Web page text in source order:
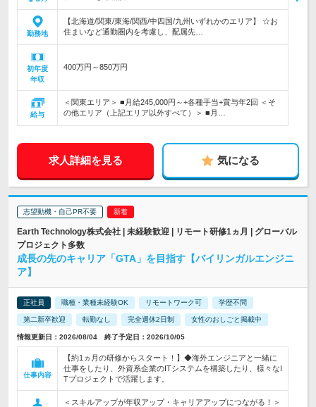
勤務地
【北海道/関東/東海/関西/中四国/九州いずれかのエリア】 ☆お
住まいなど通勤圏内を考慮し、配属先…
初年度
年収
400万円～850万円
給与
＜関東エリア＞ ■月給245,000円～+各種手当+賞与年2回 ＜そ
の他エリア（上記エリア以外すべて）＞ ■月…
求人詳細を見る 気になる
志望動機・自己PR不要
Earth Technology株式会社 | 未経験歓迎 | リモート研修1ヵ月 | グローバル
プロジェクト多数
成長の先のキャリア「GTA」を目指す【バイリンガルエンジニ
ア】
正社員 職種・業種未経験OK リモートワーク可 学歴不問
第二新卒歓迎 転勤なし 完全週休2日制 女性のおしごと掲載中
情報更新日：2026/08/04 終了予定日：2026/10/05
仕事内容
【約1ヵ月の研修からスタート！】◆海外エンジニアと一緒に
仕事をしたり、外資系企業のITシステムを構築したり、様々なI
Tプロジェクトで活躍します。
＜スキルアップが年収アップ・キャリアアップにつながる！＞